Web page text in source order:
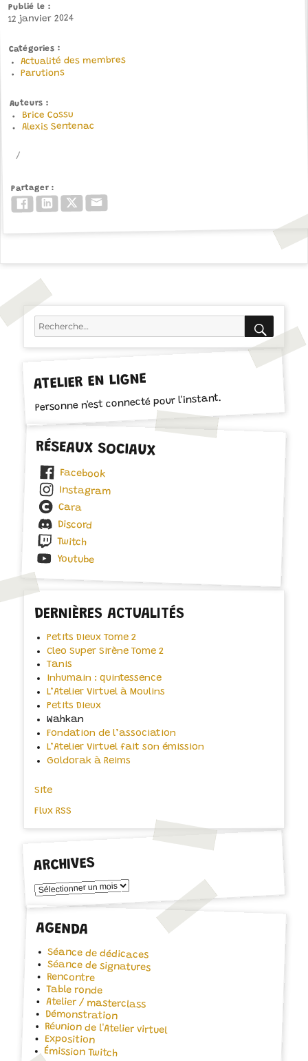
Publié le
12 janvier 2024
Catégories
Actualité des membres
Parutions
Auteurs
Brice Cossu
Alexis Sentenac
Partager
FacebookLinkedInTwitter/X
Recherche
pour :
ATELIER EN LIGNE
Personne n'est connecté pour l'instant.
RÉSEAUX SOCIAUX
Facebook
Instagram
Cara
Discord
Twitch
Youtube
DERNIÈRES ACTUALITÉS
Petits Dieux Tome 2
Cleo Super Sirène Tome 2
Tanis
Inhumain : quintessence
L’Atelier Virtuel à Moulins
Petits Dieux
Wahkan
Fondation de l’association
L’Atelier Virtuel fait son émission
Goldorak à Reims
Site
Flux RSS
ARCHIVES
Archives
AGENDA
Séance de dédicaces
Séance de signatures
Rencontre
Table ronde
Atelier / masterclass
Démonstration
Réunion de l'Atelier virtuel
Exposition
Émission Twitch